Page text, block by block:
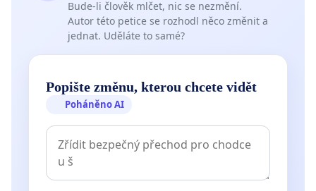
Bude-li člověk mlčet, nic se nezmění.
Autor této petice se rozhodl něco změnit a
jednat. Uděláte to samé?
Popište změnu, kterou chcete vidět
Poháněno AI